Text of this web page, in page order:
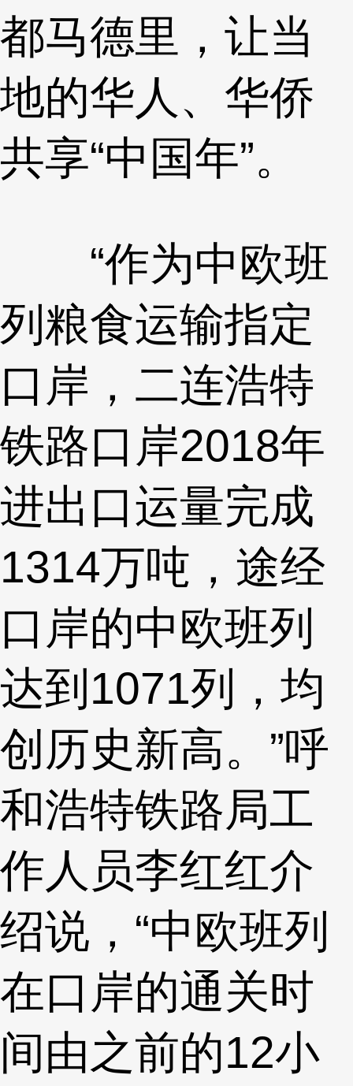
都马德里，让当
地的华人、华侨
共享“中国年”。
“作为中欧班
列粮食运输指定
口岸，二连浩特
铁路口岸2018年
进出口运量完成
1314万吨，途经
口岸的中欧班列
达到1071列，均
创历史新高。”呼
和浩特铁路局工
作人员李红红介
绍说，“中欧班列
在口岸的通关时
间由之前的12小